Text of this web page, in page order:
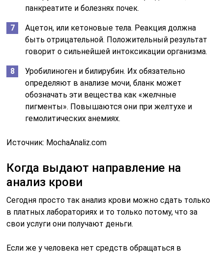
панкреатите и болезнях почек.
Ацетон, или кетоновые тела. Реакция должна
быть отрицательной. Положительный результат
говорит о сильнейшей интоксикации организма.
Уробилиноген и билирубин. Их обязательно
определяют в анализе мочи, бланк может
обозначать эти вещества как «желчные
пигменты». Повышаются они при желтухе и
гемолитических анемиях.
Источник: MochaAnaliz.com
Когда выдают направление на
анализ крови
Сегодня просто так анализ крови можно сдать только
в платных лабораториях и то только потому, что за
свои услуги они получают деньги.
Если же у человека нет средств обращаться в